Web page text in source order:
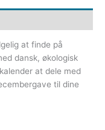
at finde på
dansk, økologisk
at dele med
til dine